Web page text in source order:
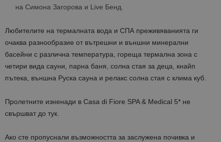
на Симона Загорова и Live Бенд.
Любителите на термалната вода и СПА преживяванията ги
очаква разнообразие от вътрешни и външни минерални
басейни с различна температура, гореща термална зона с
четири вида сауни, парна баня, солна стая за деца, кнайп
пътека, външна Руска сауна и релакс солна стая с клима куб.
Пролетните изненади в Casa di Fiore SPA & Medical 5* не
свършват до тук.
Ако сте пропуснали възможността за заслужена почивка и